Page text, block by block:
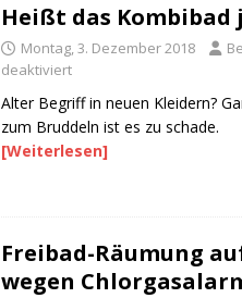
Heißt das
Montag, 3. Dezember 2018
deaktiviert
Alter Begriff in neuen Kleidern?
zum Bruddeln ist es zu schade.
[Weiterlesen]
Freibad-Räumung
wegen